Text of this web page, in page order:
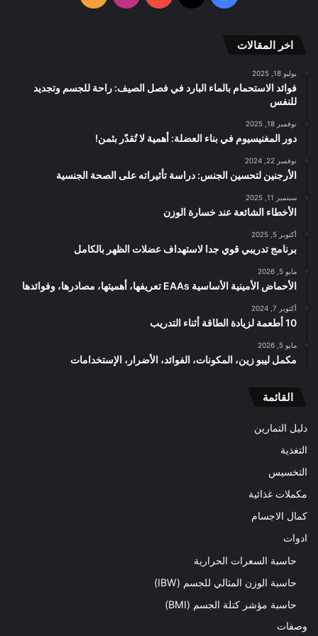
اخر المقالات
يوليو 18, 2025
فوائد الاستحمام بالماء البارد في فصل الصيف: راحة للجسم وتجديد
للنفس
نوفمبر 18, 2025
دور المغنيسيوم في بناء العضلة: أهمية لا تُقدّر بثمن!
نوفمبر 22, 2024
الأرجنين لتحسين الجنس: دراسة تأثيراته على الصحة الجنسية
سبتمبر 11, 2025
الأخطاء الشائعة عند خسارة الوزن
أكتوبر 5, 2025
برنامج تدريبي قوي جدا لاستهداف عضلات الظهر بالكامل
مايو 5, 2026
الأحماض الأمينية الأساسية EAAs تعريفها، أهميتها، مصادرها، وفوائدها
أكتوبر 7, 2024
10 أطعمة لزيادة الطاقة أثناء التدريب
مايو 5, 2026
مكمل ليبو زين، المكونات، الفوائد، الأضرار، الإستخدامات
القائمة
دليل التمارين
التغذية
التخسيس
مكملات غذائية
كمال الاجسام
ادوات
حاسبة السعرات الحرارية
حاسبة الوزن المثالي للجسم (IBW)
حاسبة مؤشر كتلة الجسم (BMI)
وصفات